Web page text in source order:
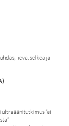
lievä, selkeä ja
ultraäänitutkimus ”ei